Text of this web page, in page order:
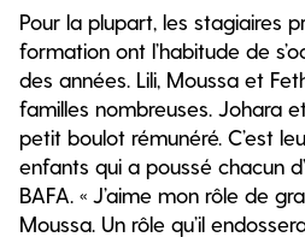
Pour la plupart, les stagiaires
formation ont l’habitude de
des années. Lili, Moussa et
familles nombreuses. Johara
petit boulot rémunéré. C’est
enfants qui a poussé chacun
BAFA. « J’aime mon rôle de
Moussa. Un rôle qu’il